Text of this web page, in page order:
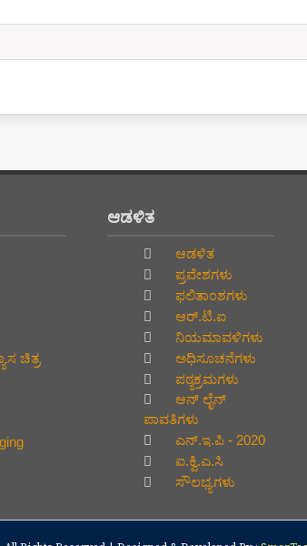
ಚಿತ್ರ
ಆಡಳಿತ
ಆಡಳಿತ
ಪ್ರವೇಶಗಳು
ಫಲಿತಾಂಶಗಳು
ಆರ್.ಟಿ.ಐ
ನಿಯಮಾವಳಿಗಳು
ಅಧಿಸೂಚನೆಗಳು
ಪಠ್ಯಕ್ರಮಗಳು
ಆನ್‌ ಲೈನ್‌
ಪಾವತಿಗಳು
ಎನ್.ಇ.ಪಿ - 2020
ಐ.ಕ್ವಿ.ಎ.ಸಿ
ಸೌಲಭ್ಯಗಳು